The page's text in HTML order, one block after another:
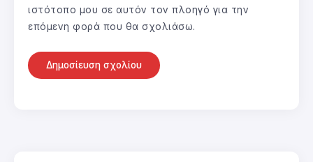
ιστότοπο μου σε αυτόν τον πλοηγό για την
επόμενη φορά που θα σχολιάσω.